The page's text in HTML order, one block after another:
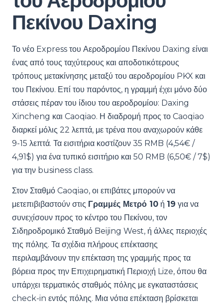
Πεκίνου Daxing
Το νέο Express του Αεροδρομίου Πεκίνου Daxing είναι
ένας από τους ταχύτερους και αποδοτικότερους
τρόπους μετακίνησης μεταξύ του αεροδρομίου PKX και
του Πεκίνου. Επί του παρόντος, η γραμμή έχει μόνο δύο
στάσεις πέραν του ίδιου του αεροδρομίου: Daxing
Xincheng και Caoqiao. Η διαδρομή προς το Caoqiao
διαρκεί μόλις 22 λεπτά, με τρένα που αναχωρούν κάθε
9-15 λεπτά. Τα εισιτήρια κοστίζουν 35 RMB (4,54€ /
4,91$) για ένα τυπικό εισιτήριο και 50 RMB (6,50€ / 7$)
για την business class.
Στον Σταθμό Caoqiao, οι επιβάτες μπορούν να
μετεπιβιβαστούν στις Γραμμές Μετρό 10 ή 19 για να
συνεχίσουν προς το κέντρο του Πεκίνου, τον
Σιδηροδρομικό Σταθμό Beijing West, ή άλλες περιοχές
της πόλης. Τα σχέδια πλήρους επέκτασης
περιλαμβάνουν την επέκταση της γραμμής προς τα
βόρεια προς την Επιχειρηματική Περιοχή Lize, όπου θα
υπάρχει τερματικός σταθμός πόλης με εγκαταστάσεις
check-in εντός πόλης. Μια νότια επέκταση βρίσκεται